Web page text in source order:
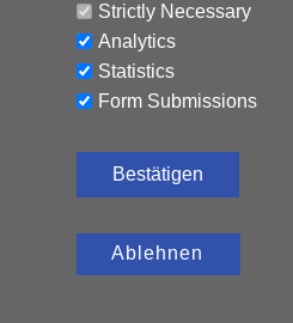
Strictly Necessary
Analytics
Statistics
Form Submissions
Bestätigen
Ablehnen